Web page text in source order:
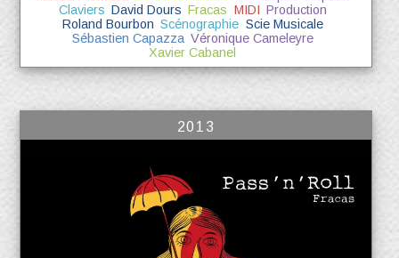
Claviers David Dours Fracas MIDI Production
Roland Bourbon Scénographie Scie Musicale
Sébastien Capazza Véronique Cameleyre
Xavier Cabanel
2013